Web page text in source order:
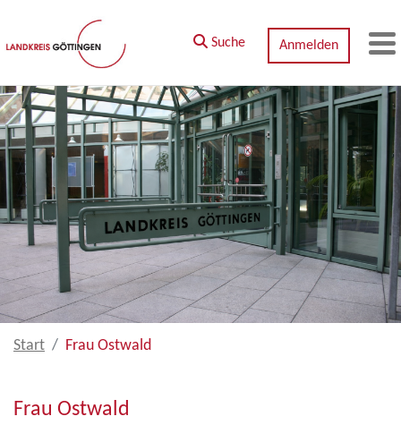
Zum Hauptinhalt springen
Suche Anmelden
Start Frau Ostwald
Frau Ostwald